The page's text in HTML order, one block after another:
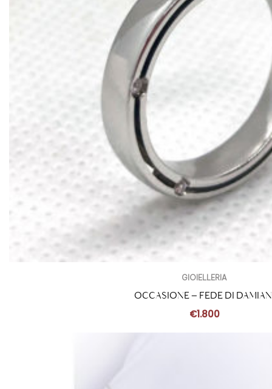
GIOIELLERIA
OCCASIONE – FEDE DI
€1.800